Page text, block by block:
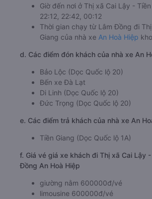
Giờ đến nơi ở Thị xã Cai Lậy - Tiền
22:12, 22:42, 00:12
Thời gian chạy từ Lâm Đồng đi
Giang của nhà xe An Hoà Hiệp
d. Các điểm đón khách của nhà xe An
Bảo Lộc (Dọc Quốc lộ 20)
Bến xe Đà Lạt
Di Linh (Dọc Quốc lộ 20)
Đức Trọng (Dọc Quốc lộ 20)
e. Các điểm trả khách của nhà xe An
Tiền Giang (Dọc Quốc lộ 1A)
f. Giá vé giá xe khách đi Thị xã Cai Lậy
Đồng An Hoà Hiệp
giường nằm 600000đ/vé
limousine 600000đ/vé